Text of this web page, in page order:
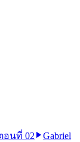
อนที่ 02
Gabriel